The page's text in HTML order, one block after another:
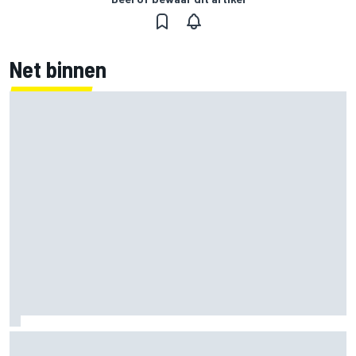
Net binnen